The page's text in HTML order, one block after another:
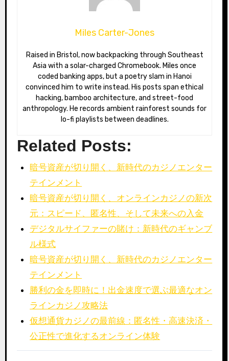
Miles Carter-Jones
Raised in Bristol, now backpacking through Southeast
Asia with a solar-charged Chromebook. Miles once
coded banking apps, but a poetry slam in Hanoi
convinced him to write instead. His posts span ethical
hacking, bamboo architecture, and street-food
anthropology. He records ambient rainforest sounds for
lo-fi playlists between deadlines.
Related Posts:
暗号資産が切り開く、新時代のカジノエンター
テインメント
暗号資産が切り開く、オンラインカジノの新次
元：スピード、匿名性、そして未来への入金
デジタルサイファーの賭け：新時代のギャンブ
ル様式
暗号資産が切り開く、新時代のカジノエンター
テインメント
勝利の金を即時に！出金速度で選ぶ最適なオン
ラインカジノ攻略法
仮想通貨カジノの最前線：匿名性・高速決済・
公正性で進化するオンライン体験